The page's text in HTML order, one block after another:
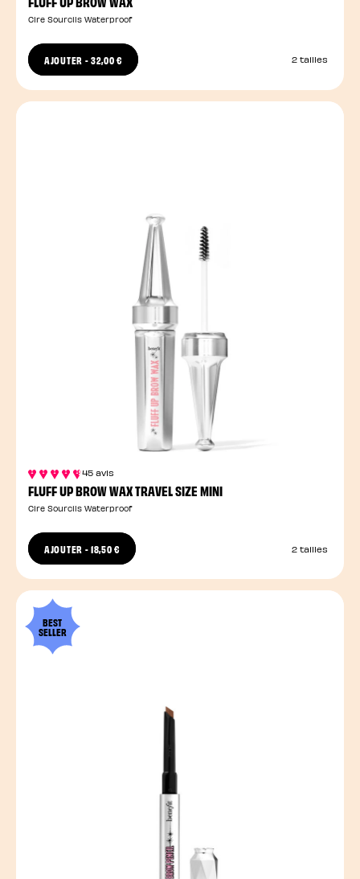
Cire Sourcils Waterproof
AJOUTER -32,00 € 2 tailles
45 avis
FLUFF UP BROW WAX TRAVEL SIZE MINI
Cire Sourcils Waterproof
AJOUTER -18,50 € 2 tailles
BEST
SELLER